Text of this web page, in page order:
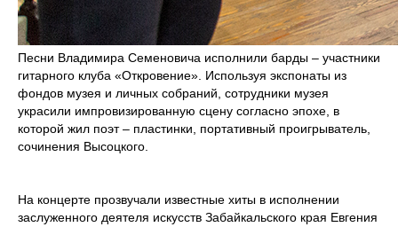
Песни Владимира Семеновича исполнили барды – участники
гитарного клуба «Откровение». Используя экспонаты из
фондов музея и личных собраний, сотрудники музея
украсили импровизированную сцену согласно эпохе, в
которой жил поэт – пластинки, портативный проигрыватель,
сочинения Высоцкого.
На концерте прозвучали известные хиты в исполнении
заслуженного деятеля искусств Забайкальского края Евгения